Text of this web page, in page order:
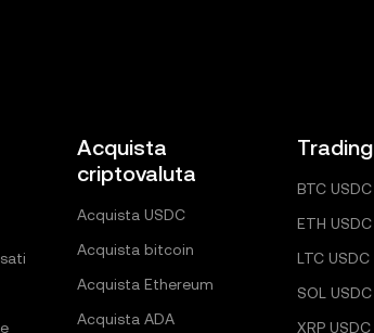
Acquista
criptovaluta
Acquista USDC
Acquista bitcoin
Acquista Ethereum
Acquista ADA
Trading
BTC USDC
ETH USDC
LTC USDC
SOL USDC
XRP USDC